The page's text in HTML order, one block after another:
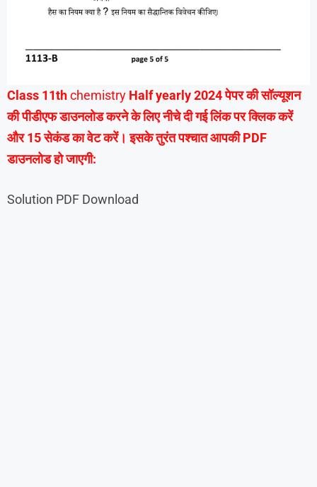
Class 11thchemistry Half yearly 2024 पेपर की सॉल्यूशन
की पीडीएफ डाउनलोड करने के लिए नीचे दी गई लिंक पर क्लिक करें
और 15 सेकंड का वेट करें। इसके तुरंत पश्चात आपकी PDF
डाउनलोड हो जाएगी:
Solution PDF Download